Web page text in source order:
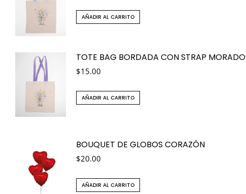
AÑADIR AL CARRITO
TOTE BAG BORDADA CON STRAP MORADO
$15.00
AÑADIR AL CARRITO
BOUQUET DE GLOBOS CORAZÓN
$20.00
AÑADIR AL CARRITO